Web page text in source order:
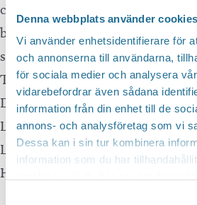
Denna webbplats använder cookies
Vi använder enhetsidentifierare för
och annonserna till användarna,
för sociala medier och analysera
vidarebefordrar även sådana
information från din enhet till de
annons- och analysföretag som vi
Dessa kan i sin tur kombinera
information som du har
combined with a not-so-
bad things in life, the four piece
singles and their brand new
The group consists of:
Daniel Lövström -Rhythm
Linus Ericksson – Lead guitar
Lucas Lundin – Drums
Hugo Nilsson – Bass Visa mindre